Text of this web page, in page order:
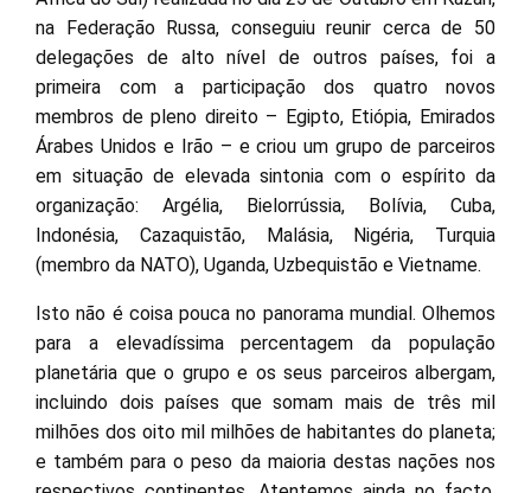
na Federação Russa, conseguiu reunir cerca de 50
delegações de alto nível de outros países, foi a
primeira com a participação dos quatro novos
membros de pleno direito – Egipto, Etiópia, Emirados
Árabes Unidos e Irão – e criou um grupo de parceiros
em situação de elevada sintonia com o espírito da
organização: Argélia, Bielorrússia, Bolívia, Cuba,
Indonésia, Cazaquistão, Malásia, Nigéria, Turquia
(membro da NATO), Uganda, Uzbequistão e Vietname.
Isto não é coisa pouca no panorama mundial. Olhemos
para a elevadíssima percentagem da população
planetária que o grupo e os seus parceiros albergam,
incluindo dois países que somam mais de três mil
milhões dos oito mil milhões de habitantes do planeta;
e também para o peso da maioria destas nações nos